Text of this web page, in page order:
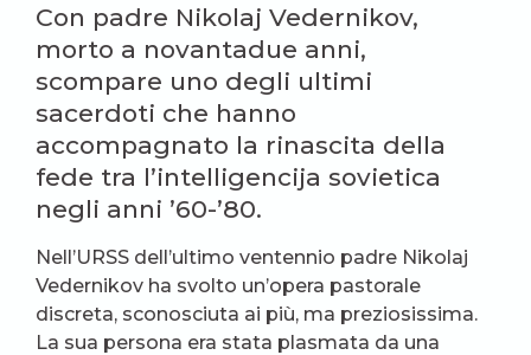
Con padre Nikolaj Vedernikov,
morto a novantadue anni,
scompare uno degli ultimi
sacerdoti che hanno
accompagnato la rinascita della
fede tra l’intelligencija sovietica
negli anni ’60-’80.
Nell’URSS dell’ultimo ventennio padre Nikolaj
Vedernikov ha svolto un’opera pastorale
discreta, sconosciuta ai più, ma preziosissima.
La sua persona era stata plasmata da una